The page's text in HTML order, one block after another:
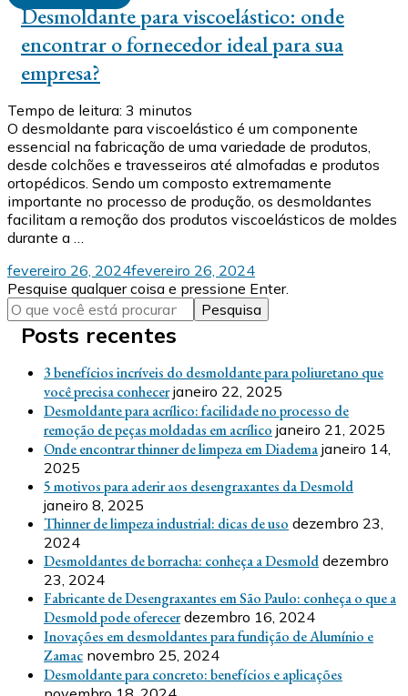
Desmoldante para viscoelástico: onde
encontrar o fornecedor ideal para sua
empresa?
Tempo de leitura: 3 minutos
O desmoldante para viscoelástico é um componente
essencial na fabricação de uma variedade de produtos,
desde colchões e travesseiros até almofadas e produtos
ortopédicos. Sendo um composto extremamente
importante no processo de produção, os desmoldantes
facilitam a remoção dos produtos viscoelásticos de moldes
durante a …
fevereiro 26, 2024fevereiro 26, 2024
Procurando
algo?
Pesquise qualquer coisa e pressione Enter.
Posts recentes
3 benefícios incríveis do desmoldante para poliuretano que
você precisa conhecer janeiro 22, 2025
Desmoldante para acrílico: facilidade no processo de
remoção de peças moldadas em acrílico janeiro 21, 2025
Onde encontrar thinner de limpeza em Diadema janeiro 14,
2025
5 motivos para aderir aos desengraxantes da Desmold
janeiro 8, 2025
Thinner de limpeza industrial: dicas de uso dezembro 23,
2024
Desmoldantes de borracha: conheça a Desmold dezembro
23, 2024
Fabricante de Desengraxantes em São Paulo: conheça o que a
Desmold pode oferecer dezembro 16, 2024
Inovações em desmoldantes para fundição de Alumínio e
Zamac novembro 25, 2024
Desmoldante para concreto: benefícios e aplicações